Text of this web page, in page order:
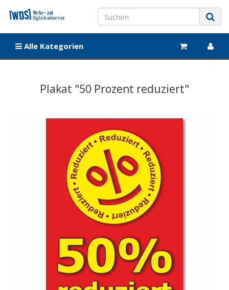
Alle Kategorien
Plakat "50 Prozent reduziert"